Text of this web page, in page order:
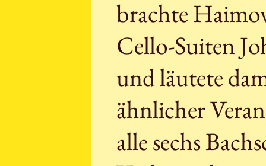
brachte
Cello-Suiten
und läutete
ähnlicher
alle sechs